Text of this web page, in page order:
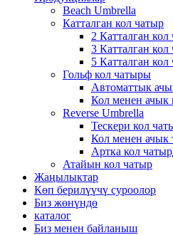
Beach Umbrella
Катталган кол чатыр
2 Катталган кол
3 Катталган кол
5 Катталган кол
Гольф кол чатыры
Автоматтык
Кол менен ачык
Reverse Umbrella
Тескери кол
Кол менен ачык
Артка кол
Атайын кол чатыр
Жаңылыктар
Көп берилүүчү суроолор
Биз жөнүндө
каталог
Биз менен байланыш